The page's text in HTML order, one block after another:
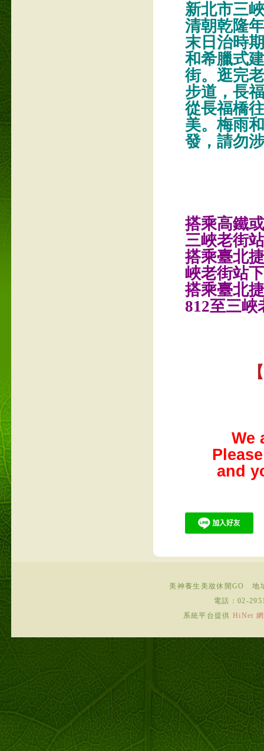
新北市三
清朝乾隆
末日治時
和希臘式
街。逛完
步道，長
從長福橋
美。梅雨
發，請勿
搭乘高鐵
三峽老街
搭乘臺北
峽老街站
搭乘臺北
812至三峽
We
and
美神養生美妝休閒GO
地
電話： 02-
系統平台提供HiNet